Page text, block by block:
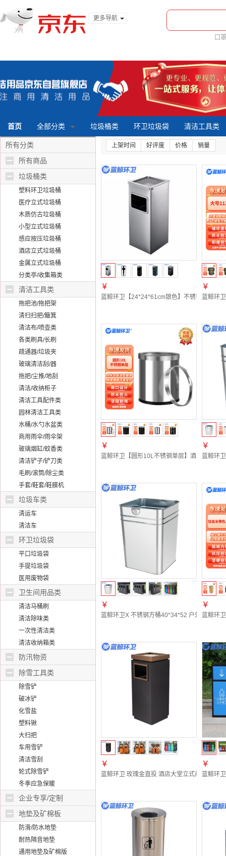
更多导航
口罩
首页 全部分类 垃圾桶类 环卫垃圾袋 清洁工具类
所有分类
所有商品
垃圾桶类
塑料环卫垃圾桶
医疗立式垃圾桶
木质仿古垃圾桶
小型立式垃圾桶
感应按压垃圾桶
酒店立式垃圾桶
金属立式垃圾桶
分类亭/收集箱类
清洁工具类
拖把池/拖把架
清扫扫把/簸箕
清洁布/喷壶类
各类刷具/长刷
疏通器/垃圾夹
玻璃清洁刮/器
拖把/尘推/地刮
清洁/收纳柜子
清洁工具配件类
园林清洁工具类
水桶/水勺水盆类
商用雨伞/雨伞架
玻璃烟缸/蚊香类
清洁铲子/铲刀类
毛刷/滚筒/除尘类
手套/鞋套/鞋膜机
垃圾车类
清运车
清洁车
环卫垃圾袋
平口垃圾袋
手提垃圾袋
医用废物袋
卫生间用品类
清洁马桶刷
清洁除味类
一次性清洁类
清洁收纳箱类
防汛物资
除雪工具类
除雪铲
破冰铲
化雪盐
塑料锹
大扫把
车用雪铲
清洁雪刮
轮式除雪铲
冬季应急保暖
企业专享/定制
地垫及矿棉板
防滑/防水地垫
耐热隔音地垫
通用地垫及矿棉版
上架时间 好评度 价格 销量
￥
蓝鲸环卫【24*24*61cm银色】不锈钢酒店立
￥
蓝鲸环
￥
蓝鲸环卫【圆形10L不锈钢单层】酒店客房垃
￥
蓝鲸环
￥
蓝鲸环卫X 不锈钢方桶40*34*52 户外垃圾桶
￥
蓝鲸环
￥
蓝鲸环卫 玫瑰金直投 酒店大堂立式商用带烟
￥
蓝鲸环